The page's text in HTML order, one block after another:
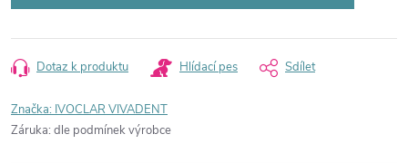
Dotaz k produktu Hlídací pes Sdílet
Značka: IVOCLAR VIVADENT
Záruka: dle podmínek výrobce